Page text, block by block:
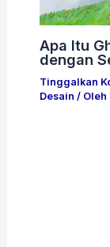
Apa Itu
dengan
Tinggalkan
Desain / Oleh